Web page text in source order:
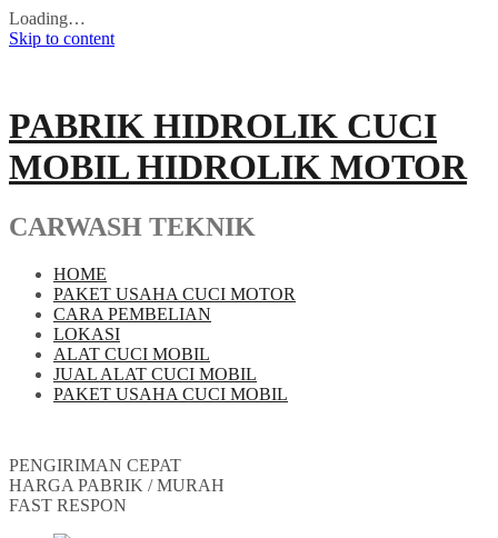
Loading…
Skip to content
PABRIK HIDROLIK CUCI
MOBIL HIDROLIK MOTOR
CARWASH TEKNIK
HOME
PAKET USAHA CUCI MOTOR
CARA PEMBELIAN
LOKASI
ALAT CUCI MOBIL
JUAL ALAT CUCI MOBIL
PAKET USAHA CUCI MOBIL
PENGIRIMAN CEPAT
HARGA PABRIK / MURAH
FAST RESPON